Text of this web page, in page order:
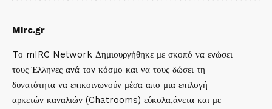
Mirc.gr
Tο mIRC Network Δημιουργήθηκε με σκοπό να ενώσει
τους Έλληνες ανά τον κόσμο και να τους δώσει τη
δυνατότητα να επικοινωνούν μέσα απο μια επιλογή
αρκετών καναλιών (Chatrooms) εύκολα,άνετα και με